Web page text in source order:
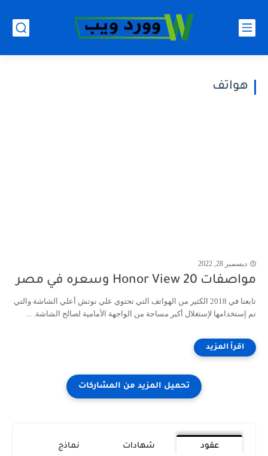
هواتف
ديسمبر 28, 2022
مواصفات Honor View 20 وسعره في مصر
تابعنا في 2018 الكثير من الهواتف التي تحتوي علي نوتش أعلي الشاشة والتي
تم إستخدامها لإستغلال أكبر مساحة من الواجهة الأمامية لصالح الشاشة. ...
عقود شهادات نماذج